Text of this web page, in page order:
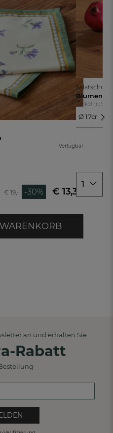
Verfügbar
€ 19,- -30% € 13,30
Artikelnr.:
Ø 17cm
1
an und erhalten Sie
Rabatt